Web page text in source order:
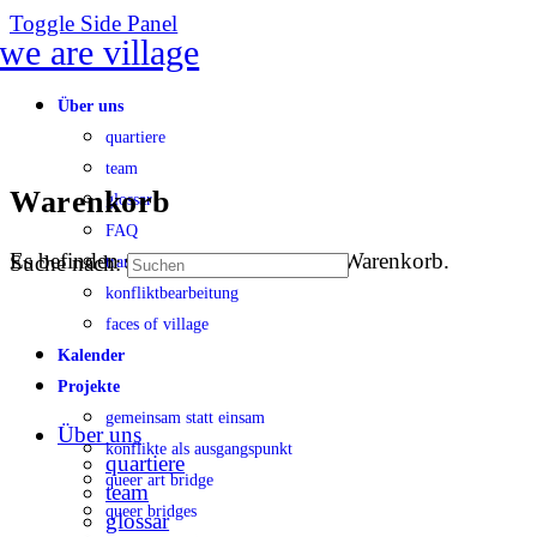
Toggle Side Panel
Über uns
quartiere
team
glossar
FAQ
transparenz
konfliktbearbeitung
faces of village
Kalender
Projekte
gemeinsam statt einsam
konflikte als ausgangspunkt
queer art bridge
queer bridges
Warenkorb
Es befinden sich keine Produkte im Warenkorb.
Suche nach:
Über uns
quartiere
team
glossar